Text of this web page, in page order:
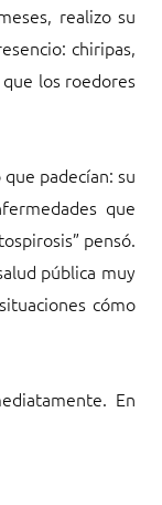
realizo su
chiripas,
los roedores
padecían: su
que
pensó.
pública muy
cómo
En